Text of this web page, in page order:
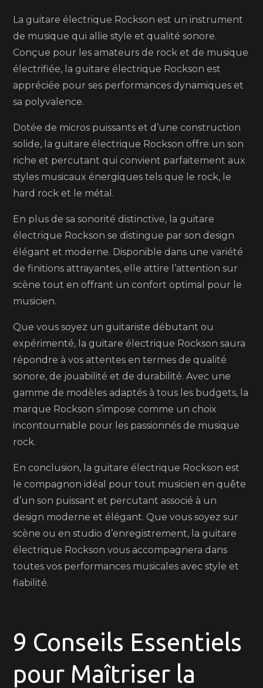
La guitare électrique Rockson est un instrument
de musique qui allie style et qualité sonore.
Conçue pour les amateurs de rock et de musique
électrifiée, la guitare électrique Rockson est
appréciée pour ses performances dynamiques et
sa polyvalence.
Dotée de micros puissants et d’une construction
solide, la guitare électrique Rockson offre un son
riche et percutant qui convient parfaitement aux
styles musicaux énergiques tels que le rock, le
hard rock et le métal.
En plus de sa sonorité distinctive, la guitare
électrique Rockson se distingue par son design
élégant et moderne. Disponible dans une variété
de finitions attrayantes, elle attire l’attention sur
scène tout en offrant un confort optimal pour le
musicien.
Que vous soyez un guitariste débutant ou
expérimenté, la guitare électrique Rockson saura
répondre à vos attentes en termes de qualité
sonore, de jouabilité et de durabilité. Avec une
gamme de modèles adaptés à tous les budgets, la
marque Rockson s’impose comme un choix
incontournable pour les passionnés de musique
rock.
En conclusion, la guitare électrique Rockson est
le compagnon idéal pour tout musicien en quête
d’un son puissant et percutant associé à un
design moderne et élégant. Que vous soyez sur
scène ou en studio d’enregistrement, la guitare
électrique Rockson vous accompagnera dans
toutes vos performances musicales avec style et
fiabilité.
9 Conseils Essentiels
pour Maîtriser la